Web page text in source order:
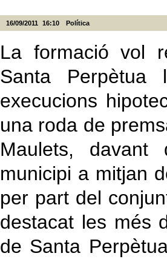
16/09/2011 16:10 Política
La formació vol
Santa Perpètua
execucions
una roda de
Maulets, davant
municipi a mitjan
per part del
destacat les més
de Santa